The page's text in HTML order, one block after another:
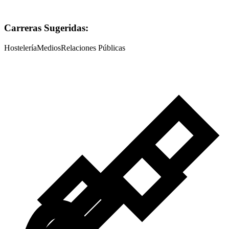
Carreras Sugeridas:
HosteleríaMediosRelaciones Públicas